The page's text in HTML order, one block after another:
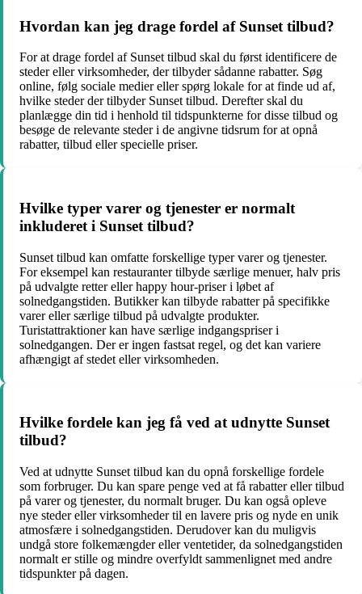
Hvordan kan jeg drage fordel af Sunset tilbud?
For at drage fordel af Sunset tilbud skal du først identificere de
steder eller virksomheder, der tilbyder sådanne rabatter. Søg
online, følg sociale medier eller spørg lokale for at finde ud af,
hvilke steder der tilbyder Sunset tilbud. Derefter skal du
planlægge din tid i henhold til tidspunkterne for disse tilbud og
besøge de relevante steder i de angivne tidsrum for at opnå
rabatter, tilbud eller specielle priser.
Hvilke typer varer og tjenester er normalt
inkluderet i Sunset tilbud?
Sunset tilbud kan omfatte forskellige typer varer og tjenester.
For eksempel kan restauranter tilbyde særlige menuer, halv pris
på udvalgte retter eller happy hour-priser i løbet af
solnedgangstiden. Butikker kan tilbyde rabatter på specifikke
varer eller særlige tilbud på udvalgte produkter.
Turistattraktioner kan have særlige indgangspriser i
solnedgangen. Der er ingen fastsat regel, og det kan variere
afhængigt af stedet eller virksomheden.
Hvilke fordele kan jeg få ved at udnytte Sunset
tilbud?
Ved at udnytte Sunset tilbud kan du opnå forskellige fordele
som forbruger. Du kan spare penge ved at få rabatter eller tilbud
på varer og tjenester, du normalt bruger. Du kan også opleve
nye steder eller virksomheder til en lavere pris og nyde en unik
atmosfære i solnedgangstiden. Derudover kan du muligvis
undgå store folkemængder eller ventetider, da solnedgangstiden
normalt er stille og mindre overfyldt sammenlignet med andre
tidspunkter på dagen.